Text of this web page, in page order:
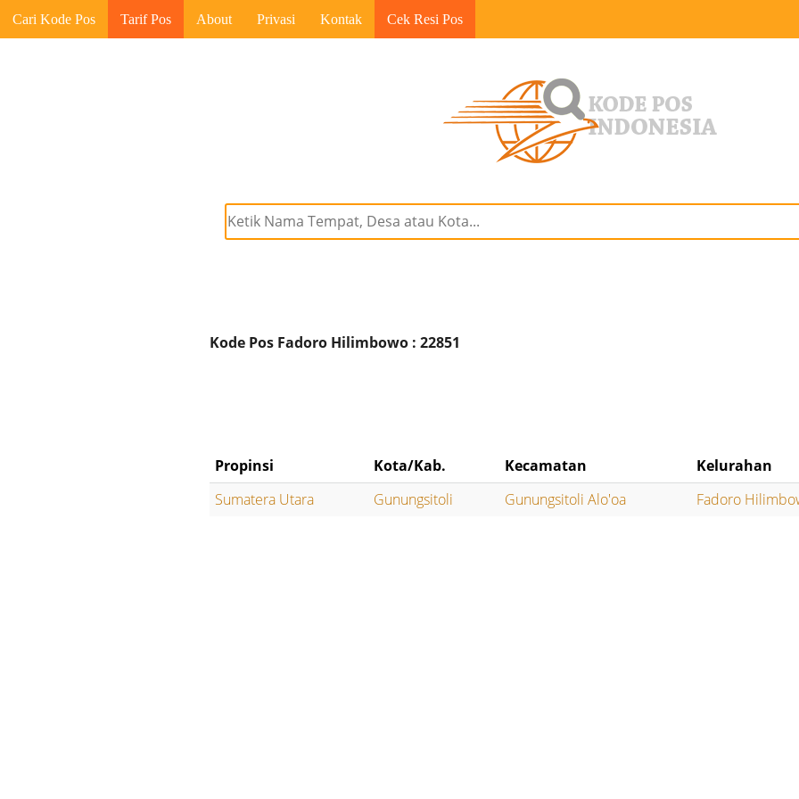
Cari Kode Pos Tarif Pos About Privasi Kontak Cek Resi Pos
Kode Pos Fadoro Hilimbowo : 22851
Propinsi Kota/Kab. Kecamatan
Kelurahan
Sumatera Utara
Gunungsitoli Gunungsitoli Alo'oa Fadoro